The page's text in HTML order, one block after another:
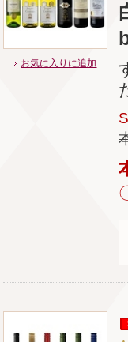
お気に入りに追加